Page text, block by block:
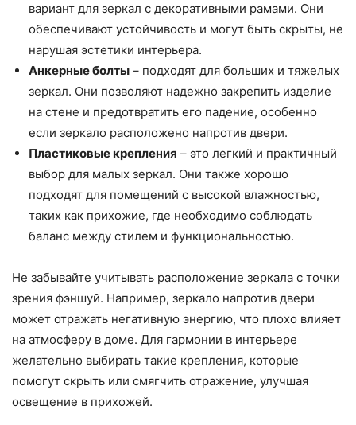
вариант для зеркал с декоративными рамами. Они
обеспечивают устойчивость и могут быть скрыты, не
нарушая эстетики интерьера.
Анкерные болты – подходят для больших и тяжелых
зеркал. Они позволяют надежно закрепить изделие
на стене и предотвратить его падение, особенно
если зеркало расположено напротив двери.
Пластиковые крепления – это легкий и практичный
выбор для малых зеркал. Они также хорошо
подходят для помещений с высокой влажностью,
таких как прихожие, где необходимо соблюдать
баланс между стилем и функциональностью.
Не забывайте учитывать расположение зеркала с точки
зрения фэншуй. Например, зеркало напротив двери
может отражать негативную энергию, что плохо влияет
на атмосферу в доме. Для гармонии в интерьере
желательно выбирать такие крепления, которые
помогут скрыть или смягчить отражение, улучшая
освещение в прихожей.